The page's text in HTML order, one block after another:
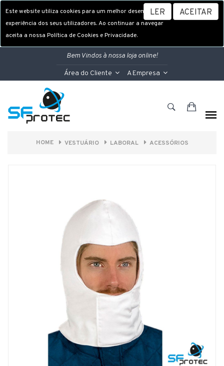
Este website utiliza cookies para um melhor desempenho e
experiência dos seus utilizadores. Ao continuar a navegar
aceita a nossa Política de Cookies e Privacidade.
LER ACEITAR
Bem Vindos à nossa loja online!
Área do Cliente A Empresa
HOME VESTUÁRIO LABORAL ACESSÓRIOS